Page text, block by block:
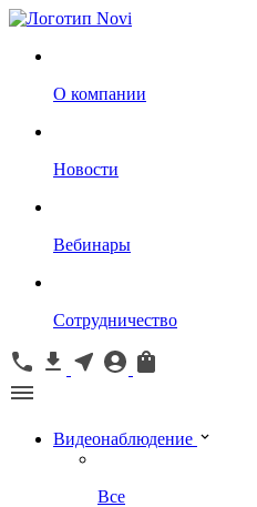
О компании
Новости
Вебинары
Сотрудничество
Видеонаблюдение
Все